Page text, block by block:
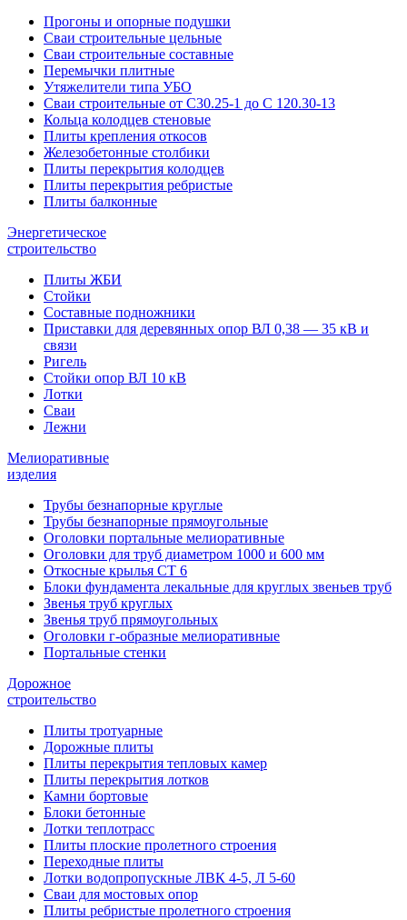
Прогоны и опорные подушки
Сваи строительные цельные
Сваи строительные составные
Перемычки плитные
Утяжелители типа УБО
Сваи строительные от С30.25-1 до С 120.30-13
Кольца колодцев стеновые
Плиты крепления откосов
Железобетонные столбики
Плиты перекрытия колодцев
Плиты перекрытия ребристые
Плиты балконные
Энергетическое
строительство
Плиты ЖБИ
Стойки
Составные подножники
Приставки для деревянных опор ВЛ 0,38 — 35 кВ и
связи
Ригель
Стойки опор ВЛ 10 кВ
Лотки
Сваи
Лежни
Мелиоративные
изделия
Трубы безнапорные круглые
Трубы безнапорные прямоугольные
Оголовки портальные мелиоративные
Оголовки для труб диаметром 1000 и 600 мм
Откосные крылья СТ 6
Блоки фундамента лекальные для круглых звеньев труб
Звенья труб круглых
Звенья труб прямоугольных
Оголовки г-образные мелиоративные
Портальные стенки
Дорожное
строительство
Плиты тротуарные
Дорожные плиты
Плиты перекрытия тепловых камер
Плиты перекрытия лотков
Камни бортовые
Блоки бетонные
Лотки теплотрасс
Плиты плоские пролетного строения
Переходные плиты
Лотки водопропускные ЛВК 4-5, Л 5-60
Сваи для мостовых опор
Плиты ребристые пролетного строения